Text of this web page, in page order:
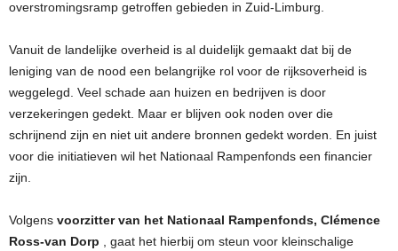
overstromingsramp getroffen gebieden in Zuid-Limburg.
Vanuit de landelijke overheid is al duidelijk gemaakt dat bij de
leniging van de nood een belangrijke rol voor de rijksoverheid is
weggelegd. Veel schade aan huizen en bedrijven is door
verzekeringen gedekt. Maar er blijven ook noden over die
schrijnend zijn en niet uit andere bronnen gedekt worden. En juist
voor die initiatieven wil het Nationaal Rampenfonds een financier
zijn.
Volgens voorzitter van het Nationaal Rampenfonds, Clémence
Ross-van Dorp , gaat het hierbij om steun voor kleinschalige